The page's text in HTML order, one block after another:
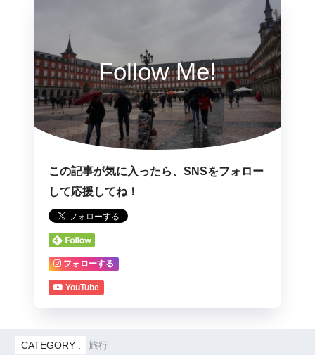
Follow Me!
この記事が気に入ったら、SNSをフォロー
して応援してね！
フォローする
YouTube
CATEGORY : 旅行